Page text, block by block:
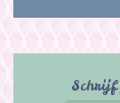
Schrijf